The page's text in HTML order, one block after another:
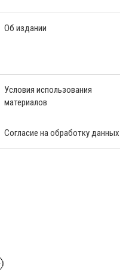
Об издании
Условия использования
материалов
Согласие на обработку данных